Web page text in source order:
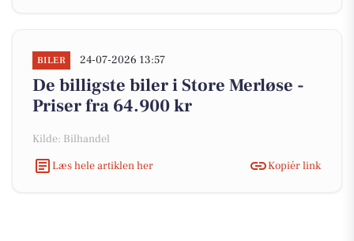
BILER 24-07-2026 13:57
De billigste biler i Store Merløse -
Priser fra 64.900 kr
Kilde: Bilhandel
Læs hele artiklen her
Kopiér link